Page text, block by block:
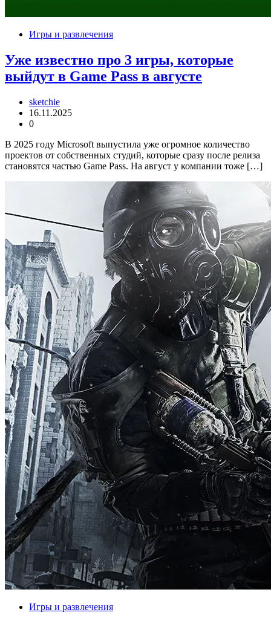
Игры и развлечения
Уже известно про 3 игры, которые
выйдут в Game Pass в августе
sketchie
16.11.2025
0
В 2025 году Microsoft выпустила уже огромное количество
проектов от собственных студий, которые сразу после релиза
становятся частью Game Pass. На август у компании тоже […]
Игры и развлечения